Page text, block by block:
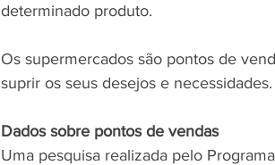
determinado produto.
Os supermercados são pontos de
suprir os seus desejos e necessidades.
Dados sobre pontos de vendas
Uma pesquisa realizada pelo